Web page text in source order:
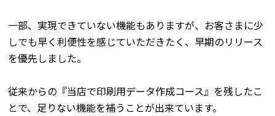
一部、実現できていない機能もありますが、お客さまに少
しでも早く利便性を感じていただきたく、早期のリリース
を優先しました。
従来からの『当店で印刷用データ作成コース』を残したこ
とで、足りない機能を補うことが出来ています。